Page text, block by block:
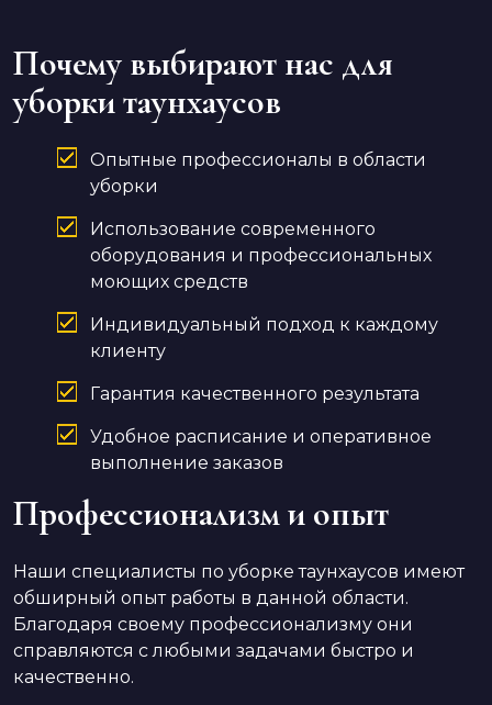
Почему выбирают нас для
уборки таунхаусов
Опытные профессионалы в области
уборки
Использование современного
оборудования и профессиональных
моющих средств
Индивидуальный подход к каждому
клиенту
Гарантия качественного результата
Удобное расписание и оперативное
выполнение заказов
Профессионализм и опыт
Наши специалисты по уборке таунхаусов имеют
обширный опыт работы в данной области.
Благодаря своему профессионализму они
справляются с любыми задачами быстро и
качественно.